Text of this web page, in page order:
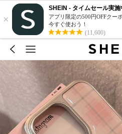
×
SHEIN - タイムセール実施
アプリ限定の500円OFFクー
今すぐ使おう！
(11,600)